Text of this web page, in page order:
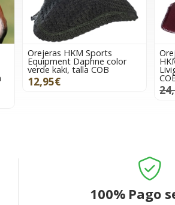
Orejeras HKM Sports
Equipment Daphne color
verde kaki, talla COB
12,95€
100% Pago